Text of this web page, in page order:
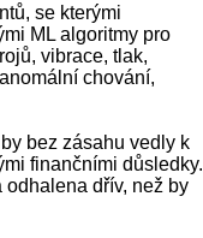
se kterými
ML algoritmy pro
vibrace, tlak,
chování,
bez zásahu vedly k
finančními důsledky.
dřív, než by